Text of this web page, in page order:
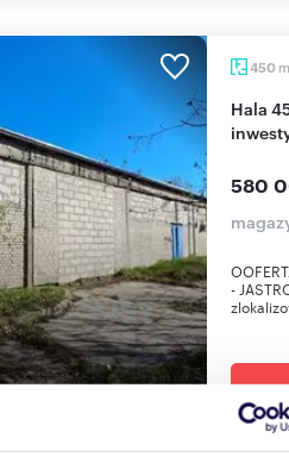
450 m
Hala 450 m² z dużą działką i potencjałem
580
-